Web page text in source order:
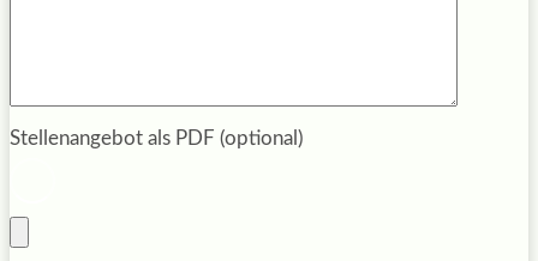
Stellenangebot als PDF (optional)